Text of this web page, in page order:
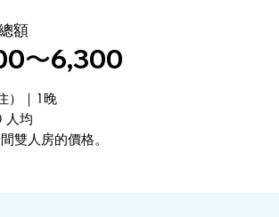
額
〜6,300
）｜1晚
人均
雙人房的價格。